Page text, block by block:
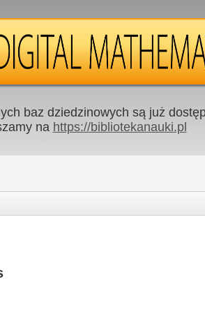
baz dziedzinowych są już
na https://bibliotekanauki.pl